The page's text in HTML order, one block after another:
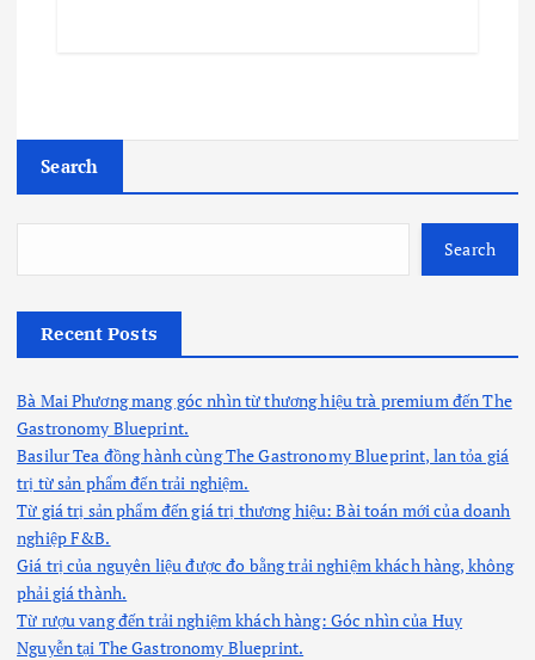
Search
Search
Recent Posts
Bà Mai Phương mang góc nhìn từ thương hiệu trà premium đến The
Gastronomy Blueprint.
Basilur Tea đồng hành cùng The Gastronomy Blueprint, lan tỏa giá
trị từ sản phẩm đến trải nghiệm.
Từ giá trị sản phẩm đến giá trị thương hiệu: Bài toán mới của doanh
nghiệp F&B.
Giá trị của nguyên liệu được đo bằng trải nghiệm khách hàng, không
phải giá thành.
Từ rượu vang đến trải nghiệm khách hàng: Góc nhìn của Huy
Nguyễn tại The Gastronomy Blueprint.